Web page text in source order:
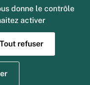
joindre
donne le contrôle
activer
Tout refuser